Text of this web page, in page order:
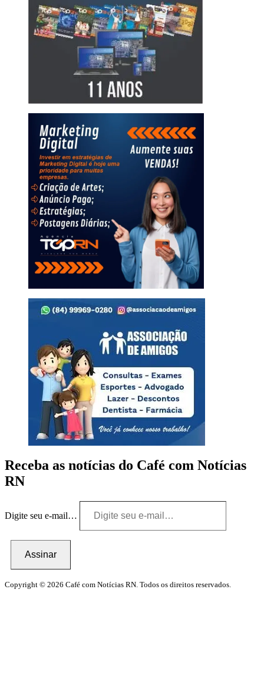
Receba as notícias do Café com Notícias
RN
Digite seu e-mail…
Assinar
Copyright © 2026 Café com Notícias RN. Todos os direitos reservados.